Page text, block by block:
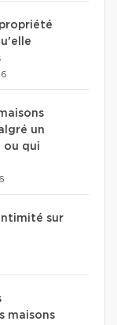
un
ou qui
sur
maisons